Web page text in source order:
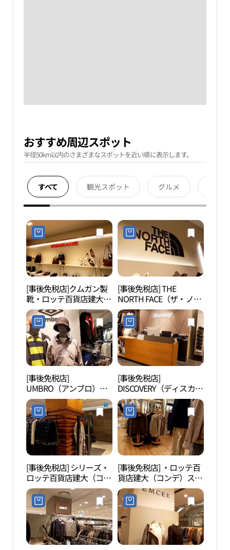
おすすめ周辺スポット
半径50km以内のさまざまなスポットを近い順に表示します。
すべて 観光スポット グルメ
[事後免税店]クムガン製
靴・ロッテ百貨店建大
（コンデ）スターシティ
店(금강제화 롯데백화점
건대스타시티점)
[事後免税店] THE
NORTH FACE（ザ・ノー
ス・フェイス）・ホワイ
トラベル・ロッテ百貨店
建大（コンデ）スターシ
ティ店(노스페이스화이
트라벨 롯데백화점 건대
스타시티점)
[事後免税店]
UMBRO（アンブロ）・
ロッテ百貨店建大（コン
デ）スターシティ店(엄
브로 롯데백화점 건대스
타시티점)
[事後免税店]
DISCOVERY（ディスカバ
リー）・ロッテ百貨店建
大（コンデ）スターシテ
ィ店(디스커버리 롯데백
화점 건대스타시티점)
[事後免税店] シリーズ・
ロッテ百貨店建大（コン
デ）スターシティ店(시
리즈 롯데백화점 건대스
타시티점)
[事後免税店] ・ロッテ百
貨店建大（コンデ）スタ
ーシティ店(헨리코튼 롯
데백화점 건대스타시티
점)